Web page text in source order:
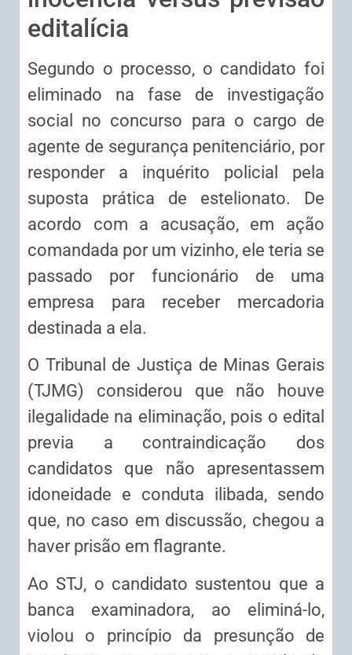
editalícia
Segundo o processo, o candidato foi
eliminado na fase de investigação
social no concurso para o cargo de
agente de segurança penitenciário, por
responder a inquérito policial pela
suposta prática de estelionato. De
acordo com a acusação, em ação
comandada por um vizinho, ele teria se
passado por funcionário de uma
empresa para receber mercadoria
destinada a ela.
O Tribunal de Justiça de Minas Gerais
(TJMG) considerou que não houve
ilegalidade na eliminação, pois o edital
previa a contraindicação dos
candidatos que não apresentassem
idoneidade e conduta ilibada, sendo
que, no caso em discussão, chegou a
haver prisão em flagrante.
Ao STJ, o candidato sustentou que a
banca examinadora, ao eliminá-lo,
violou o princípio da presunção de